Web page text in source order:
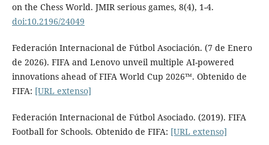
on the Chess World. JMIR serious games, 8(4), 1-4.
doi:10.2196/24049
Federación Internacional de Fútbol Asociación. (7 de Enero
de 2026). FIFA and Lenovo unveil multiple AI-powered
innovations ahead of FIFA World Cup 2026™. Obtenido de
FIFA: [URL extenso]
Federación Internacional de Fútbol Asociado. (2019). FIFA
Football for Schools. Obtenido de FIFA: [URL extenso]